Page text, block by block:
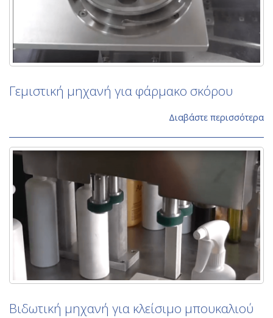
Γεμιστική μηχανή για φάρμακο σκόρου
Διαβάστε περισσότερα
Bιδωτική μηχανή για κλείσιμο μπουκαλιού